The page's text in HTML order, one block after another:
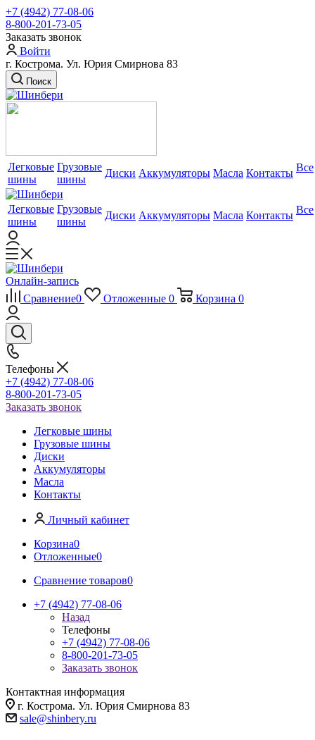
+7 (4942) 77-08-06
8-800-201-73-05
Заказать звонок
Войти
г. Кострома. Ул. Юрия Смирнова 83
Поиск
Легковые
шины
Грузовые
шины
Диски Аккумуляторы Масла Контакты Все
Легковые
шины
Грузовые
шины
Диски Аккумуляторы Масла Контакты Все
Онлайн-запись
Сравнение0 Отложенные 0 Корзина 0
Телефоны
+7 (4942) 77-08-06
8-800-201-73-05
Заказать звонок
Легковые шины
Грузовые шины
Диски
Аккумуляторы
Масла
Контакты
Личный кабинет
Корзина0
Отложенные0
Сравнение товаров0
+7 (4942) 77-08-06
Назад
Телефоны
+7 (4942) 77-08-06
8-800-201-73-05
Заказать звонок
Контактная информация
г. Кострома. Ул. Юрия Смирнова 83
sale@shinbery.ru